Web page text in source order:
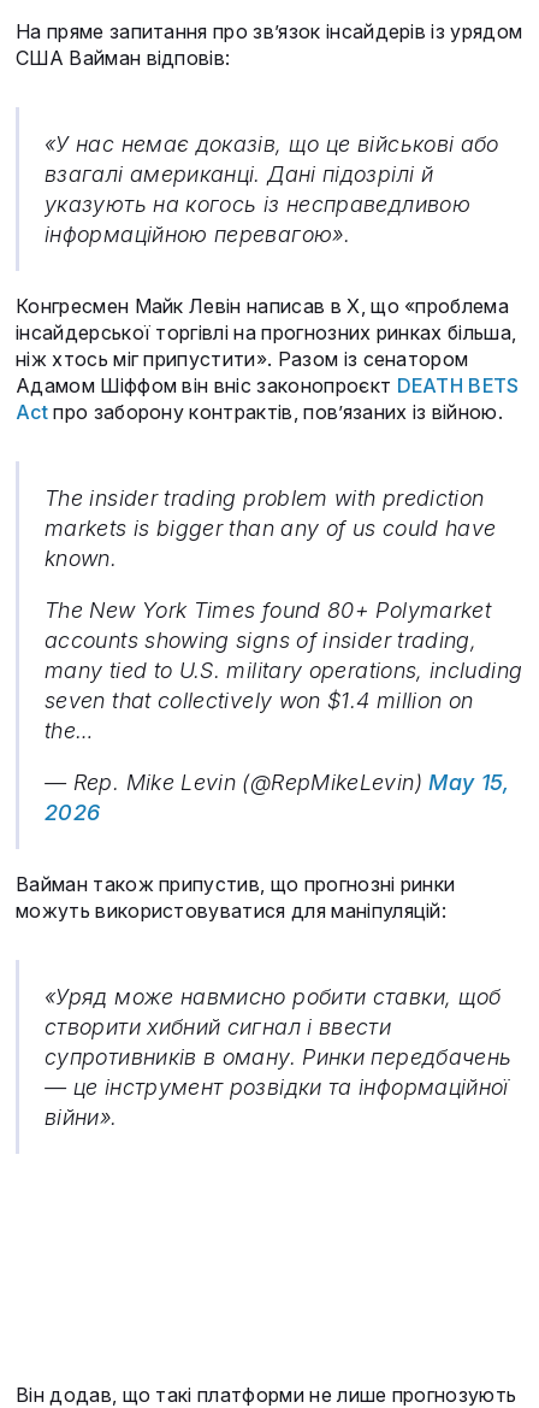
На пряме запитання про зв’язок інсайдерів із урядом
США Вайман відповів:
«У нас немає доказів, що це військові або
взагалі американці. Дані підозрілі й
указують на когось із несправедливою
інформаційною перевагою».
Конгресмен Майк Левін написав в X, що «проблема
інсайдерської торгівлі на прогнозних ринках більша,
ніж хтось міг припустити». Разом із сенатором
Адамом Шіффом він вніс законопроєкт DEATH BETS
Actпро заборону контрактів, пов’язаних із війною.
The insider trading problem with prediction
markets is bigger than any of us could have
known.
The New York Times found 80+ Polymarket
accounts showing signs of insider trading,
many tied to U.S. military operations, including
seven that collectively won $1.4 million on
the…
— Rep. Mike Levin (@RepMikeLevin)May 15,
2026
Вайман також припустив, що прогнозні ринки
можуть використовуватися для маніпуляцій:
«Уряд може навмисно робити ставки, щоб
створити хибний сигнал і ввести
супротивників в оману. Ринки передбачень
— це інструмент розвідки та інформаційної
війни».
Він додав, що такі платформи не лише прогнозують